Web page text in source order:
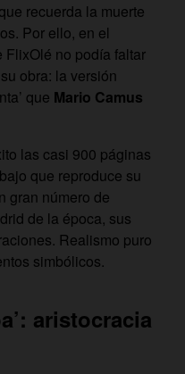
recuerda la muerte
Por ello, en el
FlixOlé no podía faltar
obra: la versión
que Mario Camus
las casi 900 páginas
que reproduce su
gran número de
de la época, sus
Realismo puro
simbólicos.
aristocracia